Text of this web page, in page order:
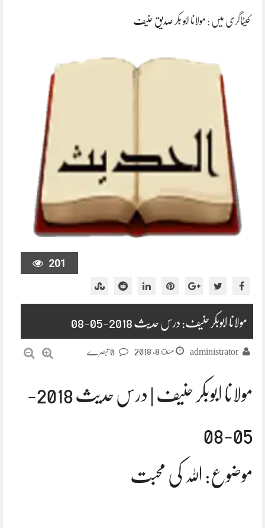
کیٹاگری میں : مولانا ابو بکر صدیق حنیف
201
مولانا ابوبکر حنیف: درس حدیث 2018-05-08
administrator مئ 8, 2018
مولانا ابوبکر حنیف | درس حدیث 2018-
05-08
موضوع: اللہ کی محبت